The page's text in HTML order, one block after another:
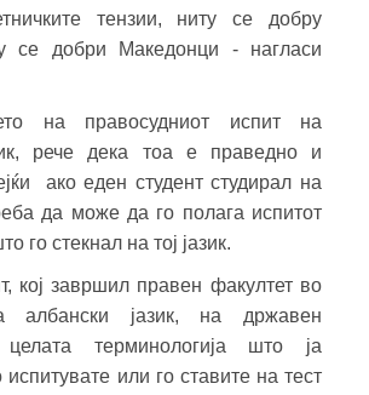
тензии, ниту се добру
се добри Македонци - нагласи
на правосудниот испит на
рече дека тоа е праведно и
ако еден студент студирал на
да може да го полага испитот
го стекнал на тој јазик.
кој завршил правен факултет во
албански јазик, на државен
целата терминологија што ја
испитувате или го ставите на тест